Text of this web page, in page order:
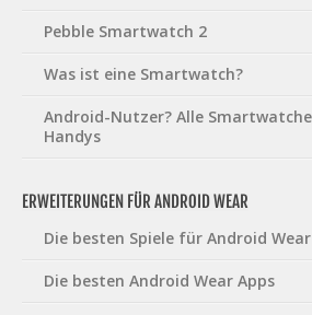
Pebble Smartwatch 2
Was ist eine Smartwatch?
Android-Nutzer? Alle
Handys
ERWEITERUNGEN FÜR ANDROID WEAR
Die besten Spiele für Android Wear
Die besten Android Wear Apps